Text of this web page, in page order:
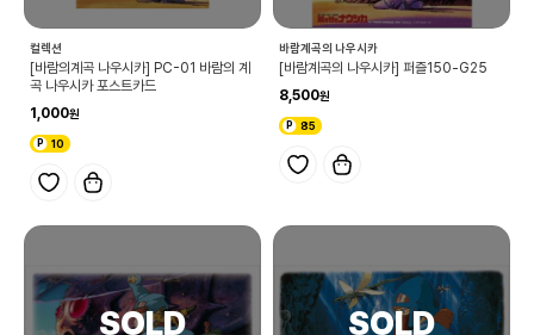
컬렉션
[바람의계곡 나우시카] PC-01 바람의 계
곡 나우시카 포스트카드
1,000
10
바람계곡의 나우시카
[바람계곡의 나우시카] 퍼즐150-G25
8,500
85